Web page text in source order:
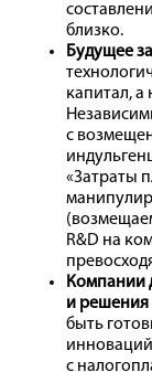
близко.
Будущее
капитал, а
с
«Затраты
R&D на
Компании
и решения
быть
с